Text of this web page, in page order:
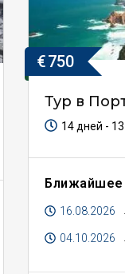
€750
Тур в
14 дней -
Ближайшее
16.08.2026
04.10.2026